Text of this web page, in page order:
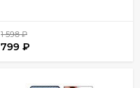
1 598₽
799 ₽